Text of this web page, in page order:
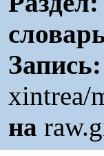
Запись:
xintrea/
на